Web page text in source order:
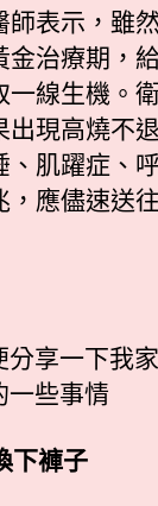
師表示，雖
金治療期，
一線生機。
出現高燒不
、肌躍症、
，應儘速送
分享一下我
一些事情
下褲子